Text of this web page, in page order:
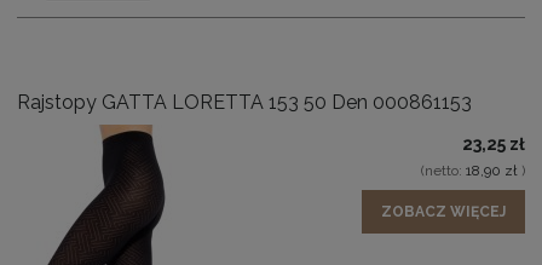
Rajstopy GATTA LORETTA 153 50 Den 000861153
23,25 zł
(netto: 18,90 zł )
ZOBACZ WIĘCEJ